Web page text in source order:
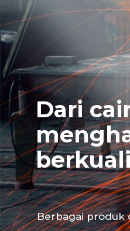
Dari
Berbagai produk